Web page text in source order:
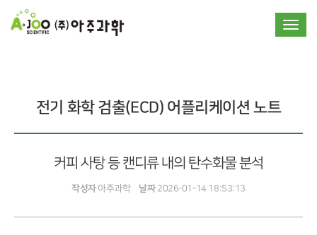
전기 화학 검출(ECD) 어플리케이션 노트
커피 사탕 등 캔디류 내의 탄수화물 분석
작성자아주과학 날짜2026-01-14 18:53:13